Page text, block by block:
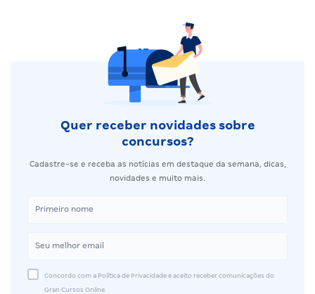
Quer receber novidades sobre
concursos?
Cadastre-se e receba as notícias em destaque da semana, dicas,
novidades e muito mais.
Concordo com a Política de Privacidade e aceito receber comunicações do
Gran Cursos Online.